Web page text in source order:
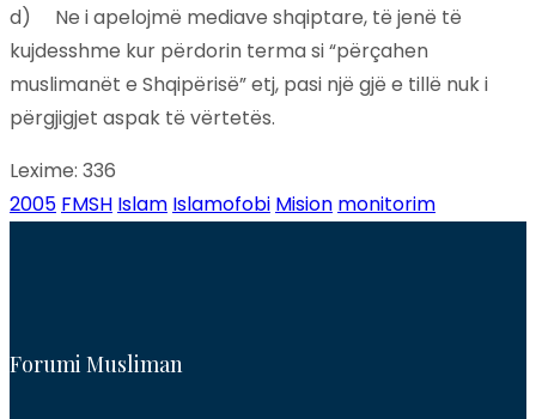
d) Ne i apelojmë mediave shqiptare, të jenë të
kujdesshme kur përdorin terma si “përçahen
muslimanët e Shqipërisë” etj, pasi një gjë e tillë nuk i
përgjigjet aspak të vërtetës.
Lexime: 336
2005 FMSH Islam Islamofobi Mision monitorim
Forumi Musliman